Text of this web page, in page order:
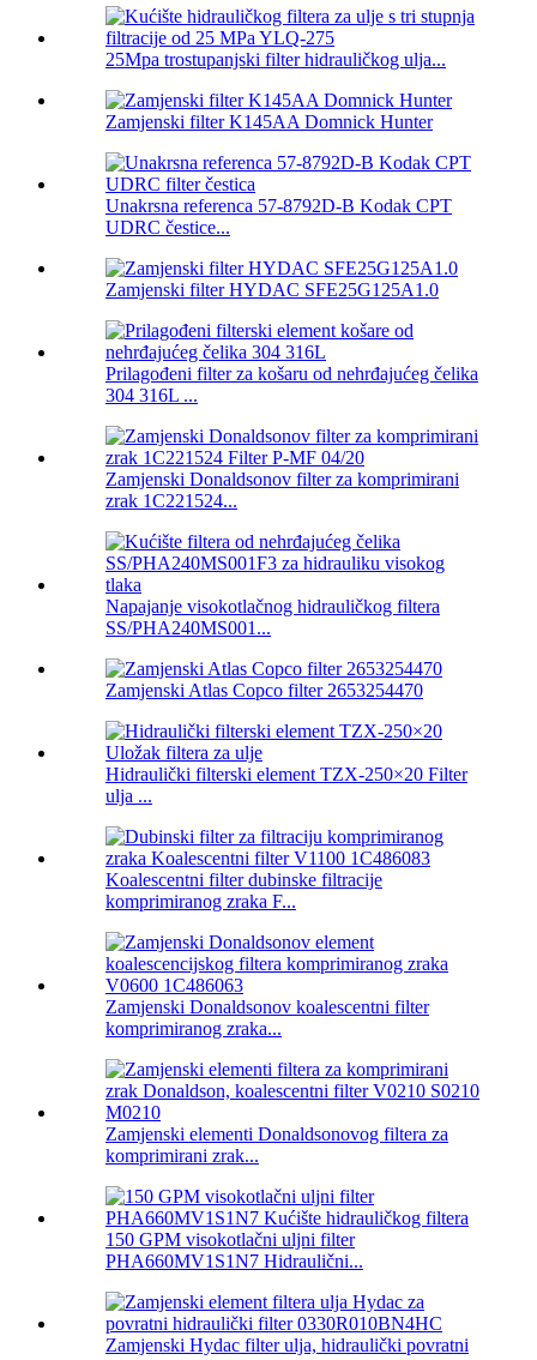
25Mpa trostupanjski filter hidrauličkog ulja...
Zamjenski filter K145AA Domnick Hunter
Unakrsna referenca 57-8792D-B Kodak CPT
UDRC čestice...
Zamjenski filter HYDAC SFE25G125A1.0
Prilagođeni filter za košaru od nehrđajućeg čelika
304 316L ...
Zamjenski Donaldsonov filter za komprimirani
zrak 1C221524...
Napajanje visokotlačnog hidrauličkog filtera
SS/PHA240MS001...
Zamjenski Atlas Copco filter 2653254470
Hidraulički filterski element TZX-250×20 Filter
ulja ...
Koalescentni filter dubinske filtracije
komprimiranog zraka F...
Zamjenski Donaldsonov koalescentni filter
komprimiranog zraka...
Zamjenski elementi Donaldsonovog filtera za
komprimirani zrak...
150 GPM visokotlačni uljni filter
PHA660MV1S1N7 Hidraulični...
Zamjenski Hydac filter ulja, hidraulički povratni